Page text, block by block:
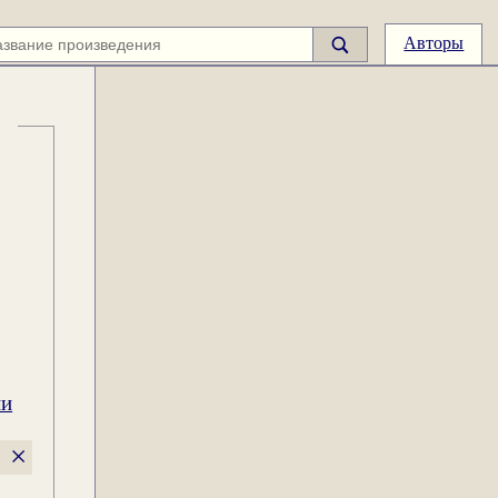
Авторы
×